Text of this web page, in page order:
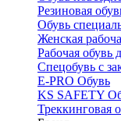
Резиновая
Обувь
Женская
Рабочая обувь
Спецобувь с
E-PRO Обувь
KS SAFETY
Треккинговая